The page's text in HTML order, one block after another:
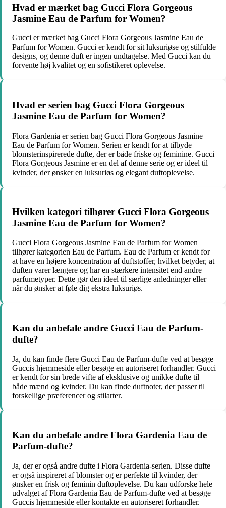
Hvad er mærket bag Gucci Flora Gorgeous
Jasmine Eau de Parfum for Women?
Gucci er mærket bag Gucci Flora Gorgeous Jasmine Eau de
Parfum for Women. Gucci er kendt for sit luksuriøse og stilfulde
designs, og denne duft er ingen undtagelse. Med Gucci kan du
forvente høj kvalitet og en sofistikeret oplevelse.
Hvad er serien bag Gucci Flora Gorgeous
Jasmine Eau de Parfum for Women?
Flora Gardenia er serien bag Gucci Flora Gorgeous Jasmine
Eau de Parfum for Women. Serien er kendt for at tilbyde
blomsterinspirerede dufte, der er både friske og feminine. Gucci
Flora Gorgeous Jasmine er en del af denne serie og er ideel til
kvinder, der ønsker en luksuriøs og elegant duftoplevelse.
Hvilken kategori tilhører Gucci Flora Gorgeous
Jasmine Eau de Parfum for Women?
Gucci Flora Gorgeous Jasmine Eau de Parfum for Women
tilhører kategorien Eau de Parfum. Eau de Parfum er kendt for
at have en højere koncentration af duftstoffer, hvilket betyder, at
duften varer længere og har en stærkere intensitet end andre
parfumetyper. Dette gør den ideel til særlige anledninger eller
når du ønsker at føle dig ekstra luksuriøs.
Kan du anbefale andre Gucci Eau de Parfum-
dufte?
Ja, du kan finde flere Gucci Eau de Parfum-dufte ved at besøge
Guccis hjemmeside eller besøge en autoriseret forhandler. Gucci
er kendt for sin brede vifte af eksklusive og unikke dufte til
både mænd og kvinder. Du kan finde duftnoter, der passer til
forskellige præferencer og stilarter.
Kan du anbefale andre Flora Gardenia Eau de
Parfum-dufte?
Ja, der er også andre dufte i Flora Gardenia-serien. Disse dufte
er også inspireret af blomster og er perfekte til kvinder, der
ønsker en frisk og feminin duftoplevelse. Du kan udforske hele
udvalget af Flora Gardenia Eau de Parfum-dufte ved at besøge
Guccis hjemmeside eller kontakte en autoriseret forhandler.